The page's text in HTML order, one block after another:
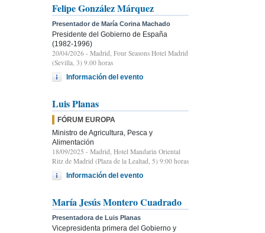
Felipe González Márquez
Presentador de María Corina Machado
Presidente del Gobierno de España
(1982-1996)
20/04/2026 - Madrid, Four Seasons Hotel Madrid
(Sevilla, 3) 9.00 horas
Información del evento
Luis Planas
FÓRUM EUROPA
Ministro de Agricultura, Pesca y
Alimentación
18/09/2025 - Madrid, Hotel Mandarin Oriental
Ritz de Madrid (Plaza de la Lealtad, 5) 9:00 horas
Información del evento
María Jesús Montero Cuadrado
Presentadora de Luis Planas
Vicepresidenta primera del Gobierno y